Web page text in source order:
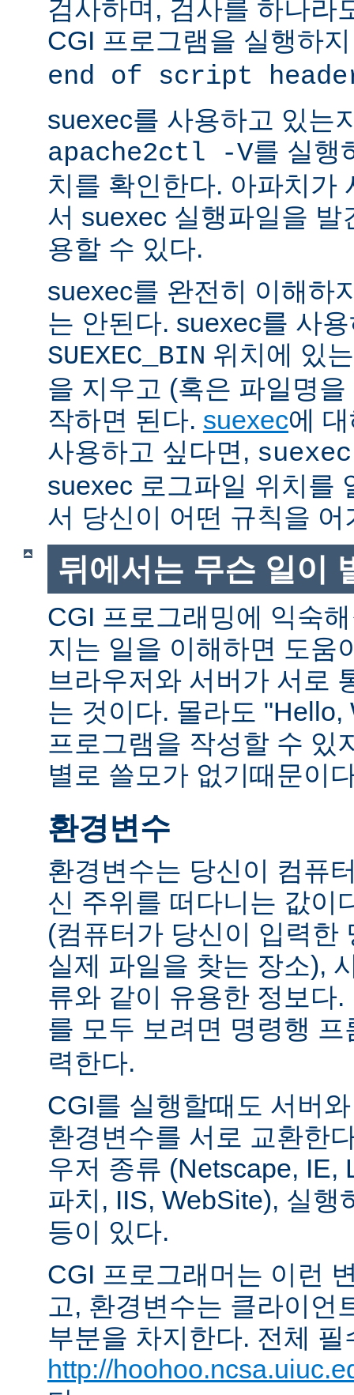
검사하며, 검사를 하나라
CGI 프로그램을 실행하
end of script
suexec를 사용하고 있는
apache2ctl -V를 실행
치를 확인한다. 아파치가
서 suexec 실행파일을 발
용할 수 있다.
suexec를 완전히 이해하
는 안된다. suexec를 사
SUEXEC_BIN 위치에 있
을 지우고 (혹은 파일명
작하면 된다. suexec에
사용하고 싶다면,
suexec 로그파일 위치를
서 당신이 어떤 규칙을
뒤에서는 무슨 일이
CGI 프로그래밍에 익숙
지는 일을 이해하면 도움
브라우저와 서버가 서로
는 것이다. 몰라도
프로그램을 작성할 수 있
별로 쓸모가 없기때문이
환경변수
환경변수는 당신이 컴퓨
신 주위를 떠다니는 값이
(컴퓨터가 당신이 입력한
실제 파일을 찾는 장소),
류와 같이 유용한 정보다
를 모두 보려면 명령행
력한다.
CGI를 실행할때도 서버
환경변수를 서로 교환한
우저 종류 (Netscape, IE,
파치, IIS, WebSite), 실행
등이 있다.
CGI 프로그래머는 이런
고, 환경변수는 클라이언
부분을 차지한다. 전체
http://